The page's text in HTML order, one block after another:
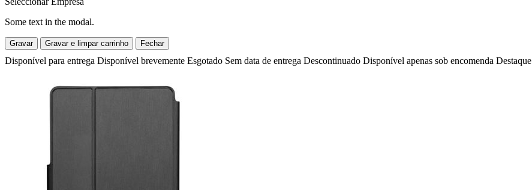
Some text in the modal.
Gravar Gravar e limpar carrinho Fechar
Disponível para entrega Disponível brevemente Esgotado Sem data de entrega Descontinuado Disponível apenas sob encomenda Destaque